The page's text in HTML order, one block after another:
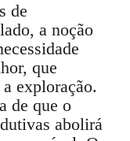
de
a noção
que
exploração.
de que o
abolirá